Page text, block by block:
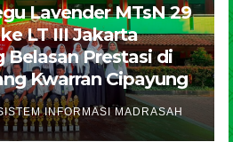
Lavender MTsN 29
LT III Jakarta
Belasan Prestasi di
Kwarran Cipayung
INFORMASI MADRASAH